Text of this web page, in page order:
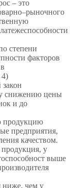
– это
степени
факторов
снижению цены
и до
продукцию
предприятия,
качеством.
у
выше
ниже, чем у